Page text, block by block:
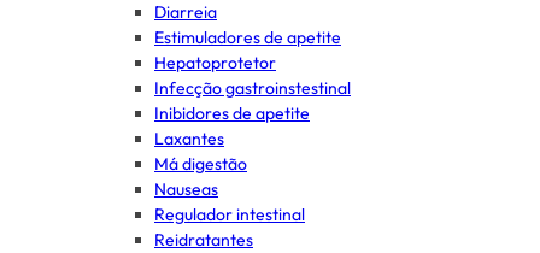
Diarreia
Estimuladores de apetite
Hepatoprotetor
Infecção gastroinstestinal
Inibidores de apetite
Laxantes
Má digestão
Nauseas
Regulador intestinal
Reidratantes